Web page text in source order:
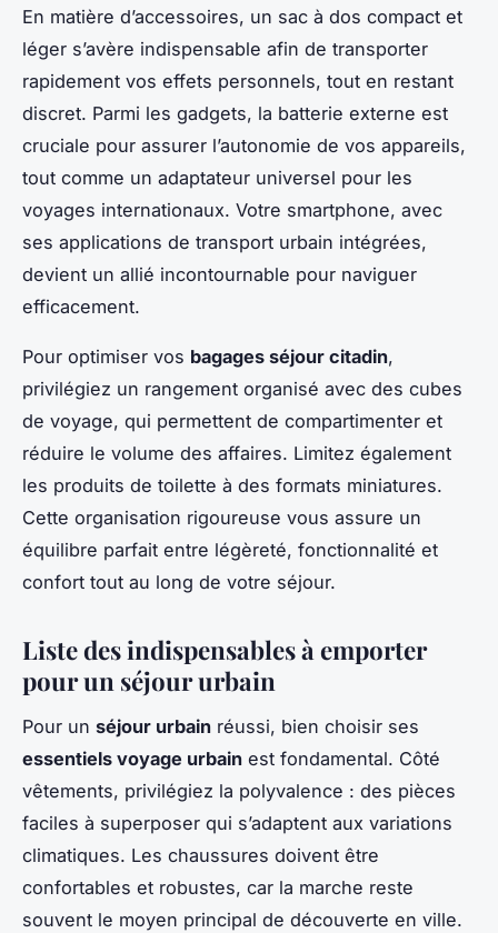
En matière d’accessoires, un sac à dos compact et
léger s’avère indispensable afin de transporter
rapidement vos effets personnels, tout en restant
discret. Parmi les gadgets, la batterie externe est
cruciale pour assurer l’autonomie de vos appareils,
tout comme un adaptateur universel pour les
voyages internationaux. Votre smartphone, avec
ses applications de transport urbain intégrées,
devient un allié incontournable pour naviguer
efficacement.
Pour optimiser vos bagages séjour citadin,
privilégiez un rangement organisé avec des cubes
de voyage, qui permettent de compartimenter et
réduire le volume des affaires. Limitez également
les produits de toilette à des formats miniatures.
Cette organisation rigoureuse vous assure un
équilibre parfait entre légèreté, fonctionnalité et
confort tout au long de votre séjour.
Liste des indispensables à emporter
pour un séjour urbain
Pour un séjour urbain réussi, bien choisir ses
essentiels voyage urbain est fondamental. Côté
vêtements, privilégiez la polyvalence : des pièces
faciles à superposer qui s’adaptent aux variations
climatiques. Les chaussures doivent être
confortables et robustes, car la marche reste
souvent le moyen principal de découverte en ville.